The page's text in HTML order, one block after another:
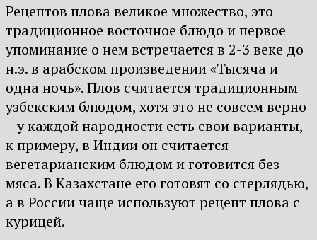
Рецептов плова великое множество, это
традиционное восточное блюдо и первое
упоминание о нем встречается в 2-3 веке до
н.э. в арабском произведении «Тысяча и
одна ночь». Плов считается традиционным
узбекским блюдом, хотя это не совсем верно
– у каждой народности есть свои варианты,
к примеру, в Индии он считается
вегетарианским блюдом и готовится без
мяса. В Казахстане его готовят со стерлядью,
а в России чаще используют рецепт плова с
курицей.